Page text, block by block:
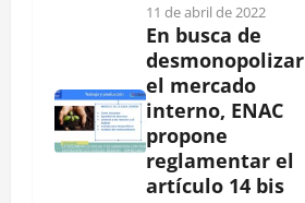
11 de abril de 2022
En busca de
desmonopolizar
el mercado
interno, ENAC
propone
reglamentar el
artículo 14 bis